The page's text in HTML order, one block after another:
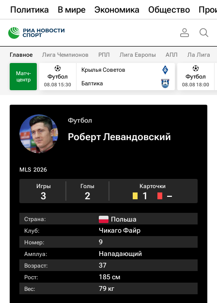
Политика В мире Экономика Общество
Главное Лига Чемпионов РПЛ Лига Европы АПЛ Ла Лига
Матч-
центр
Футбол
08.08 15:30
Крылья Советов
Балтика
Футбол
08.08 18:00
Футбол
Роберт Левандовский
MLS 2026
Игры
3
Голы
2
Карточки
1 –
Страна: Польша
Клуб: Чикаго Файр
Номер: 9
Амплуа: Нападающий
Возраст: 37
Рост: 185 см
Вес: 79 кг